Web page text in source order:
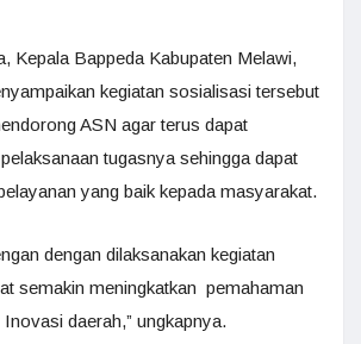
Kepala Bappeda Kabupaten Melawi,
kegiatan sosialisasi tersebut
ASN agar terus dapat
tugasnya sehingga dapat
yang baik kepada masyarakat.
dengan dilaksanakan kegiatan
semakin meningkatkan pemahaman
daerah,” ungkapnya.